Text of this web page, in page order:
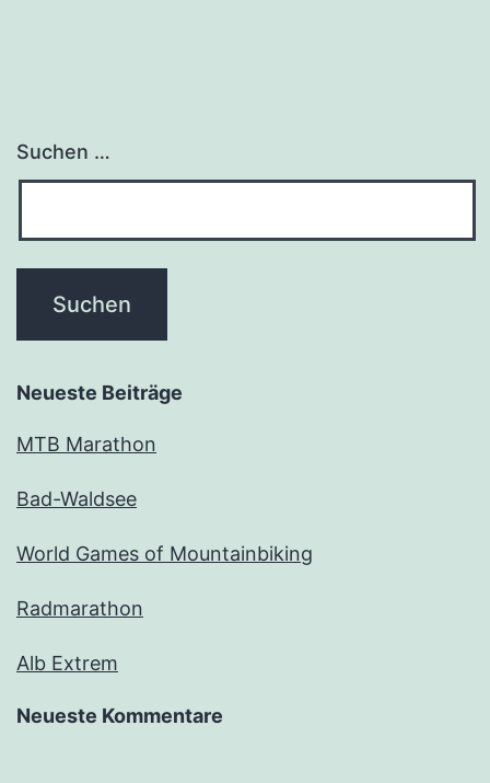
Suchen …
Neueste Beiträge
MTB Marathon
Bad-Waldsee
World Games of Mountainbiking
Radmarathon
Alb Extrem
Neueste Kommentare